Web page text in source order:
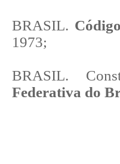
BRASIL.
1973;
BRASIL.
Federativa do